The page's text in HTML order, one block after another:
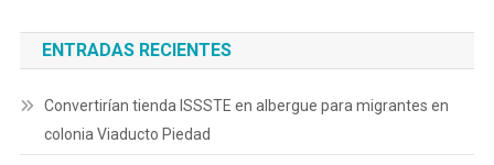
ENTRADAS RECIENTES
Convertirían tienda ISSSTE en albergue para migrantes en
colonia Viaducto Piedad